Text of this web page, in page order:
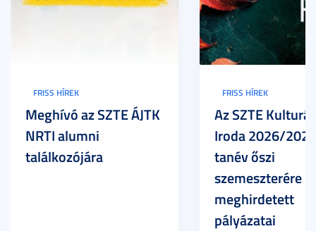
FRISS HÍREK
Meghívó az SZTE ÁJTK
NRTI alumni
találkozójára
FRISS HÍREK
Az SZTE
Iroda 2026/
tanév őszi
szemeszterére
meghirdetett
pályázatai